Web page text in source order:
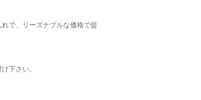
で、リーズナブルな価格で提
下さい。